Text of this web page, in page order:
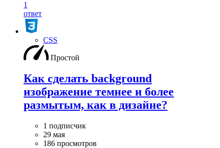
1
ответ
CSS
Простой
Как сделать background
изображение темнее и более
размытым, как в дизайне?
1 подписчик
29 мая
186 просмотров